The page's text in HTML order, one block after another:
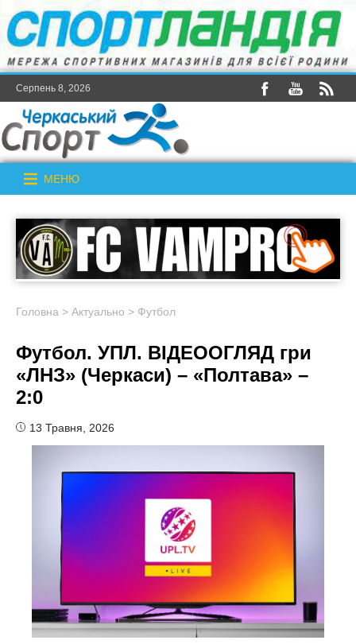
Серпень 8, 2026
МЕНЮ
Головна > Актуально > Футбол
Футбол. УПЛ. ВІДЕООГЛЯД гри
«ЛНЗ» (Черкаси) – «Полтава» –
2:0
13 Травня, 2026